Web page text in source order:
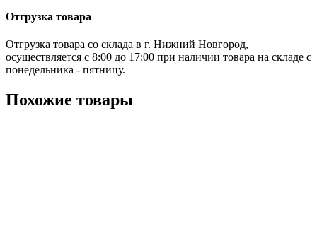
Отгрузка товара
Отгрузка товара со склада в г. Нижний Новгород,
осуществляется с 8:00 до 17:00 при наличии товара на складе с
понедельника - пятницу.
Похожие товары